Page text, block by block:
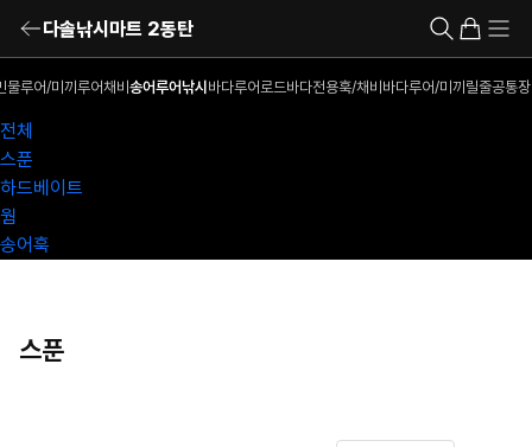
다솔낚시마트 2동탄
물루어/미끼 루어채비 송어루어낚시 바다루어로드바다전용훅/채비 바다루어/미끼 릴줄공통
전체
스푼
하드베이트
웜
송어훅
스푼